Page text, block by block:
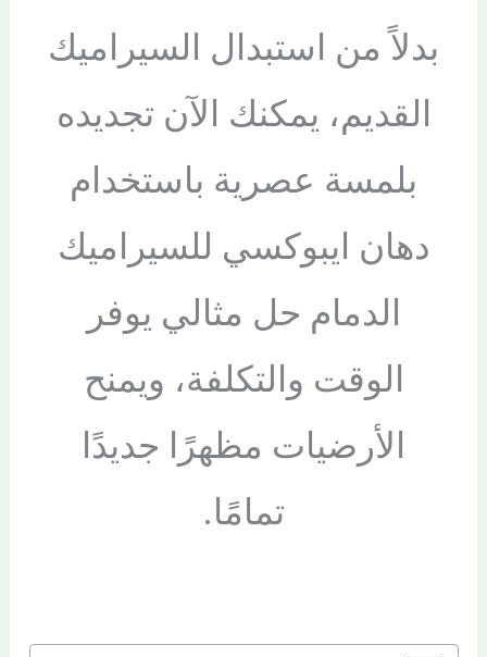
بدلاً من استبدال السيراميك
القديم، يمكنك الآن تجديده
بلمسة عصرية باستخدام
دهان ايبوكسي للسيراميك
الدمام حل مثالي يوفر
الوقت والتكلفة، ويمنح
الأرضيات مظهرًا جديدًا
تمامًا.